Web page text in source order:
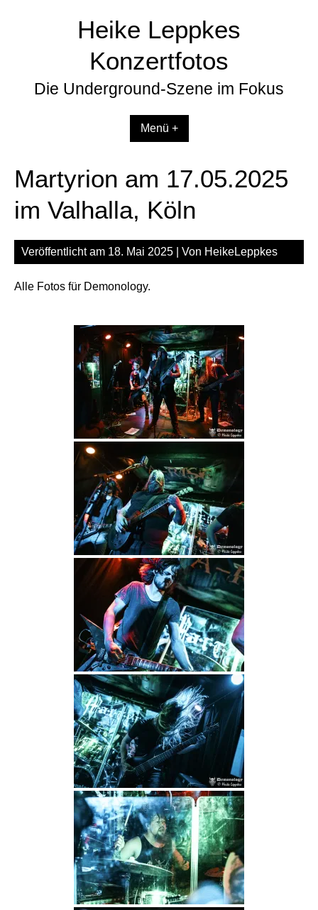
Heike Leppkes
Konzertfotos
Die Underground-Szene im Fokus
Menü +
Martyrion am 17.05.2025
im Valhalla, Köln
Veröffentlicht am 18. Mai 2025 | Von HeikeLeppkes
Alle Fotos für Demonology.